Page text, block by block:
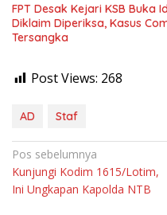
FPT Desak Kejari KSB Buka
Diklaim Diperiksa, Kasus
Tersangka
Post Views: 268
AD Staf
Navigasi
pos
Pos sebelumnya
Kunjungi Kodim 1615/Lotim,
Ini Ungkapan Kapolda NTB